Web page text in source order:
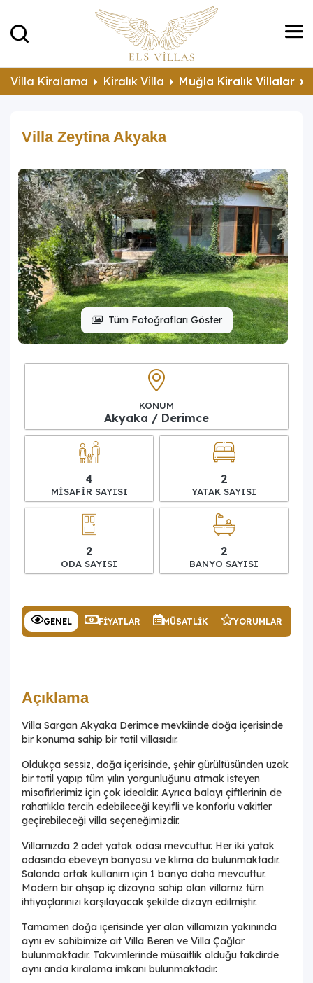
Villa Kiralama Kiralık Villa Muğla Kiralık Villalar
Villa Zeytina Akyaka
Tüm Fotoğrafları Göster
KONUM
Akyaka / Derimce
4
MISAFIR SAYISI
2
YATAK SAYISI
2
ODA SAYISI
2
BANYO SAYISI
GENEL FIYATLAR MÜSATLIK YORUMLAR
Açıklama
Villa Sargan Akyaka Derimce mevkiinde doğa içerisinde
bir konuma sahip bir tatil villasıdır.
Oldukça sessiz, doğa içerisinde, şehir gürültüsünden uzak
bir tatil yapıp tüm yılın yorgunluğunu atmak isteyen
misafirlerimiz için çok idealdir. Ayrıca balayı çiftlerinin de
rahatlıkla tercih edebileceği keyifli ve konforlu vakitler
geçirebileceği villa seçeneğimizdir.
Villamızda 2 adet yatak odası mevcuttur. Her iki yatak
odasında ebeveyn banyosu ve klima da bulunmaktadır.
Salonda ortak kullanım için 1 banyo daha mevcuttur.
Modern bir ahşap iç dizayna sahip olan villamız tüm
ihtiyaçlarınızı karşılayacak şekilde dizayn edilmiştir.
Tamamen doğa içerisinde yer alan villamızın yakınında
aynı ev sahibimize ait Villa Beren ve Villa Çağlar
bulunmaktadır. Takvimlerinde müsaitlik olduğu takdirde
aynı anda kiralama imkanı bulunmaktadır.